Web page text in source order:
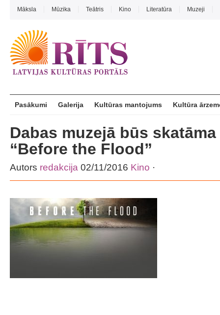
Māksla Mūzika Teātris Kino Literatūra Muzeji
Pasākumi Galerija Kultūras mantojums Kultūra
Dabas muzejā būs
“Before the Flood”
Autors redakcija 02/11/2016 Kino ·